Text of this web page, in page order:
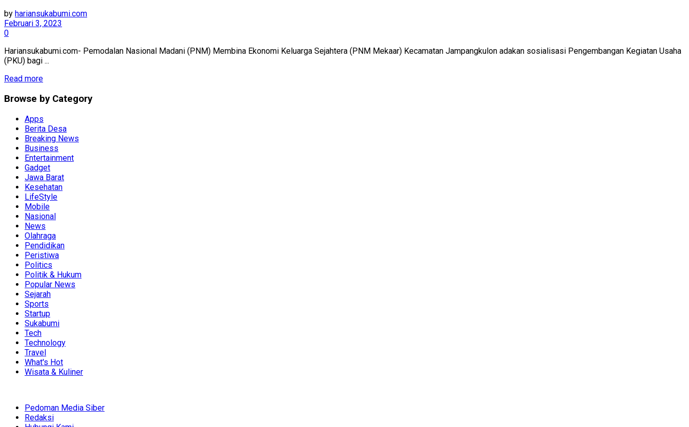
by hariansukabumi.com
Februari 3, 2023
0
Hariansukabumi.com- Pemodalan Nasional Madani (PNM) Membina Ekonomi Keluarga Sejahtera (PNM Mekaar) Kecamatan Jampangkulon adakan sosialisasi Pengembangan Kegiatan Usaha
(PKU) bagi ...
Read more
Browse by Category
Apps
Berita Desa
Breaking News
Business
Entertainment
Gadget
Jawa Barat
Kesehatan
LifeStyle
Mobile
Nasional
News
Olahraga
Pendidikan
Peristiwa
Politics
Politik & Hukum
Popular News
Sejarah
Sports
Startup
Sukabumi
Tech
Technology
Travel
What's Hot
Wisata & Kuliner
Pedoman Media Siber
Redaksi